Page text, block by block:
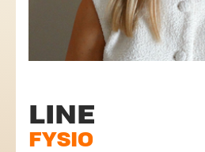
LINE
FYSIO